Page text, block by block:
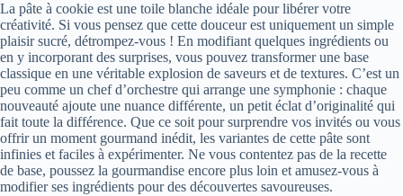
La pâte à cookie est une toile blanche idéale pour libérer votre
créativité. Si vous pensez que cette douceur est uniquement un simple
plaisir sucré, détrompez-vous ! En modifiant quelques ingrédients ou
en y incorporant des surprises, vous pouvez transformer une base
classique en une véritable explosion de saveurs et de textures. C’est un
peu comme un chef d’orchestre qui arrange une symphonie : chaque
nouveauté ajoute une nuance différente, un petit éclat d’originalité qui
fait toute la différence. Que ce soit pour surprendre vos invités ou vous
offrir un moment gourmand inédit, les variantes de cette pâte sont
infinies et faciles à expérimenter. Ne vous contentez pas de la recette
de base, poussez la gourmandise encore plus loin et amusez-vous à
modifier ses ingrédients pour des découvertes savoureuses.